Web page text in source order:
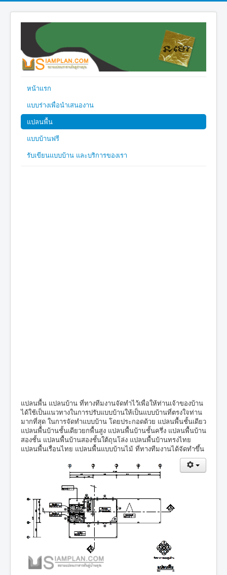
หน้าแรก
แบบร่างเพื่อนำเสนองาน
แปลนพื้น
แบบบ้านฟรี
รับเขียนแบบบ้าน และบริการของเรา
แปลนพื้น แปลนบ้าน ที่ทางทีมงานจัดทำไว้เพื่อให้ท่านเจ้าของบ้าน
ได้ใช้เป็นแนวทางในการปรับแบบบ้านให้เป็นแบบบ้านที่ตรงใจท่าน
มากที่สุด ในการจัดทำแบบบ้าน โดยประกอดด้วย แปลนพื้นชั้นเดียว
แปลนพื้นบ้านชั้นเดียวยกพื้นสูง แปลนพื้นบ้านชั้นครึ่ง แปลนพื้นบ้าน
สองชั้น แปลนพื้นบ้านสองชั้นใต้ถุนโล่ง แปลนพื้นบ้านทรงไทย
แปลนพื้นเรื่อนไทย แปลนพื้นแบบบ้านไม้ ที่ทางทีมงานได้จัดทำขึ้น